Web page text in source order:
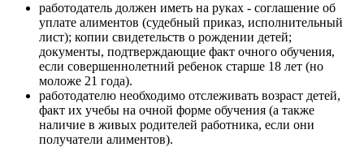
работодатель должен иметь на руках - соглашение об
уплате алиментов (судебный приказ, исполнительный
лист); копии свидетельств о рождении детей;
документы, подтверждающие факт очного обучения,
если совершеннолетний ребенок старше 18 лет (но
моложе 21 года).
работодателю необходимо отслеживать возраст детей,
факт их учебы на очной форме обучения (а также
наличие в живых родителей работника, если они
получатели алиментов).